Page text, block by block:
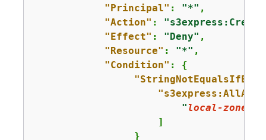
"Principal" : "*" ,
"Action" :
"Effect" : "Deny" ,
"Resource" : "*" ,
"Condition" : {
" local-zone-
                     ]
                 }